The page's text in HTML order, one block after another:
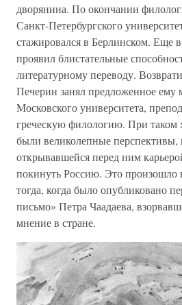
дворянина. По окончании
Санкт-Петербургского
стажировался в Берлинском. Еще
проявил блистательные
литературному переводу.
Печерин занял предложенное ему
Московского университета,
греческую филологию. При таком
были великолепные перспективы,
открывавшейся перед ним
покинуть Россию. Это произошло
тогда, когда было опубликовано
письмо» Петра Чаадаева,
мнение в стране.